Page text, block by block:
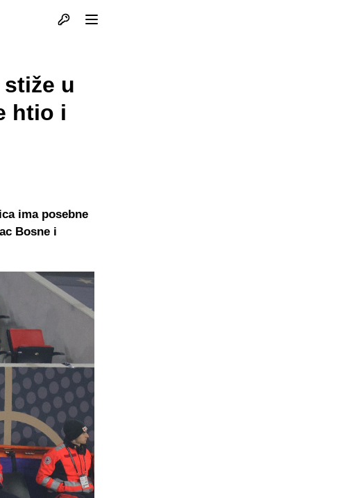
Otvori profil
u
htio i
ima posebne
Bosne i